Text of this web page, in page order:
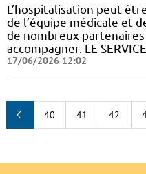
L’hospitalisation peut
de l’équipe médicale et
de nombreux
accompagner. LE
17/06/2026 12:02
40 41 42